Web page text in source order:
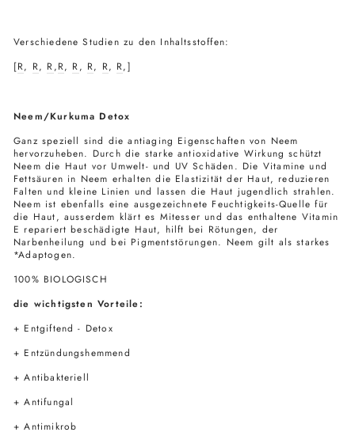
Verschiedene Studien zu den Inhaltsstoffen:
[R, R, R,R, R, R, R, R,]
Neem/Kurkuma Detox
Ganz speziell sind die antiaging Eigenschaften von Neem
hervorzuheben. Durch die starke antioxidative Wirkung schützt
Neem die Haut vor Umwelt- und UV Schäden. Die Vitamine und
Fettsäuren in Neem erhalten die Elastizität der Haut, reduzieren
Falten und kleine Linien und lassen die Haut jugendlich strahlen.
Neem ist ebenfalls eine ausgezeichnete Feuchtigkeits-Quelle für
die Haut, ausserdem klärt es Mitesser und das enthaltene Vitamin
E repariert beschädigte Haut, hilft bei Rötungen, der
Narbenheilung und bei Pigmentstörungen. Neem gilt als starkes
*Adaptogen.
100% BIOLOGISCH
die wichtigsten Vorteile:
+ Entgiftend - Detox
+ Entzündungshemmend
+ Antibakteriell
+ Antifungal
+ Antimikrob